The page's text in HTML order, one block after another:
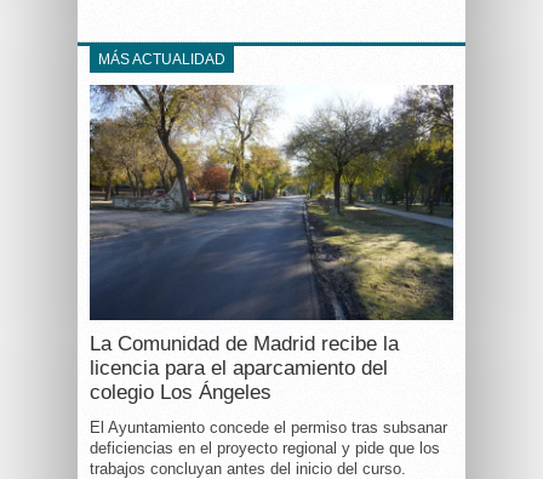
MÁS ACTUALIDAD
La Comunidad de Madrid recibe la
licencia para el aparcamiento del
colegio Los Ángeles
El Ayuntamiento concede el permiso tras subsanar
deficiencias en el proyecto regional y pide que los
trabajos concluyan antes del inicio del curso.